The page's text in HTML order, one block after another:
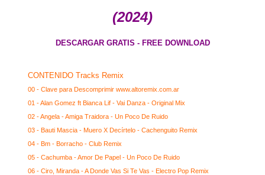
(2024)
DESCARGAR GRATIS - FREE DOWNLOAD
CONTENIDO Tracks Remix
00 - Clave para Descomprimir www.altoremix.com.ar
01 - Alan Gomez ft Bianca Lif - Vai Danza - Original Mix
02 - Angela - Amiga Traidora - Un Poco De Ruido
03 - Bauti Mascia - Muero X Decírtelo - Cachenguito Remix
04 - Bm - Borracho - Club Remix
05 - Cachumba - Amor De Papel - Un Poco De Ruido
06 - Ciro, Miranda - A Donde Vas Si Te Vas - Electro Pop Remix